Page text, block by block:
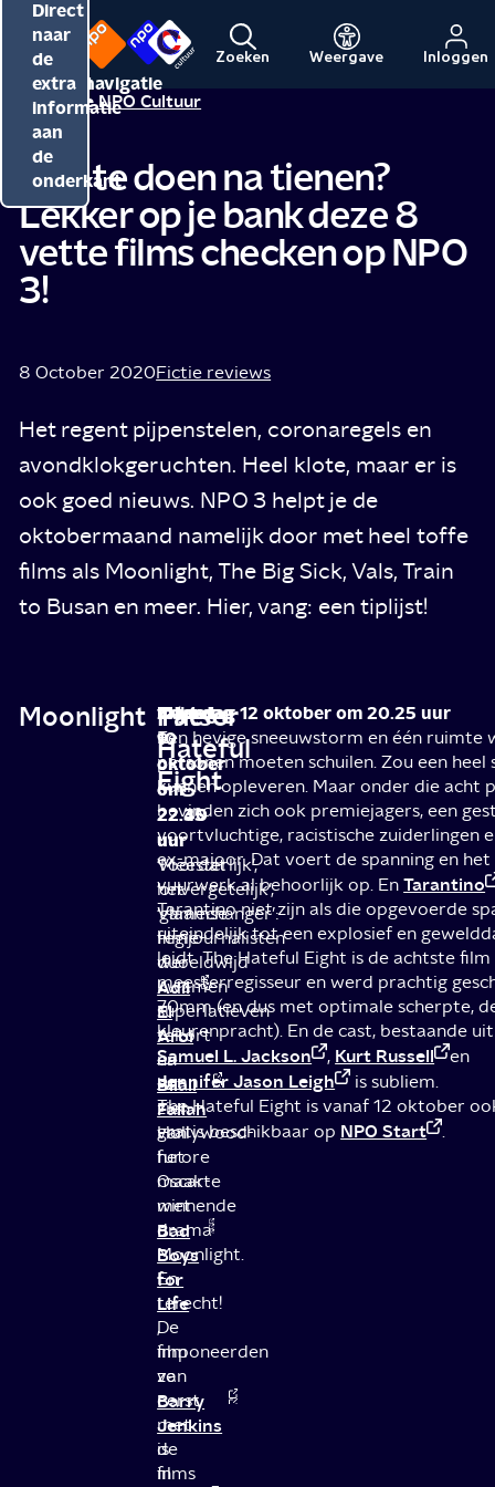
Direct
naar
de
inhoud
Direct
naar
de
hoofdnavigatie
Direct
naar
de
extra
informatie
aan
de
onderkant
Menu
Naar
de
NPO
Naar
de
NPO
Zoeken Weergave Inloggen
Redactie NPO Cultuur
Wat te doen na tienen?
Lekker op je bank deze 8
vette films checken op NPO
3!
8 October 2020Fictie reviews
Het regent pijpenstelen, coronaregels en
avondklokgeruchten. Heel klote, maar er is
ook goed nieuws. NPO 3 helpt je de
oktobermaand namelijk door met heel toffe
films als Moonlight, The Big Sick, Vals, Train
to Busan en meer. Hier, vang: een tiplijst!
Moonlight vrijdag
9
oktober
om
22.40
uur
‘Meesterlijk’,
‘onvergetelijk’,
‘gamechanger’:
filmjournalisten
wereldwijd
kwamen
superlatieven
tekort
na
het
zien
van
het
Oscar-
winnende
drama
Moonlight.
En
terecht!
De
film
van
Barry
Jenkins
is
in
Patser
zaterdag
10
oktober
om
22.35
uur
Voordat
het
Vlaamse
regie-
duo
Adil
El
Arbi
en
Bilall
Fallah
Hollywood-
furore
maakte
met
Bad
Boys
for
Life
,
imponeerden
ze
eerst
met
de
films
The
Hateful
Eight
maandag 12 oktober om 20.25 uur
Een hevige sneeuwstorm en één ruimte
personen moeten schuilen. Zou een heel
kunnen opleveren. Maar onder die acht
bevinden zich ook premiejagers, een
voortvluchtige, racistische zuiderlingen
ex-majoor. Dat voert de spanning en
vuurwerk al behoorlijk op. EnTarantino
Tarantino niet zijn als die opgevoerde
uiteindelijk tot een explosief en
leidt. The Hateful Eight is de achtste film
meesterregisseur en werd prachtig
70mm (en dus met optimale scherpte,
kleurenpracht). En de cast, bestaande
Samuel L. Jackson , Kurt Russell en
Jennifer Jason Leigh
is subliem.
The Hateful Eight is vanaf 12 oktober
gratis beschikbaar op NPO Start .